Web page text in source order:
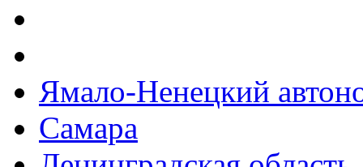
Ямало-Ненецкий
Самара